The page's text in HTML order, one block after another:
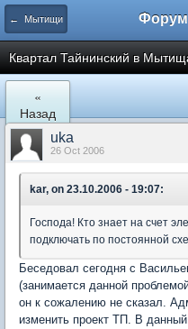
← Мытищи
Квартал Тайнинский в
«
Назад
uka
26 Oct 2006
kar, on 23.10.2006 - 19:07:
Господа! Кто знает на счет
подключать по постоянной
Беседовал сегодня с
(занимается данной
он к сожалению не сказал.
изменить проект ТП. В